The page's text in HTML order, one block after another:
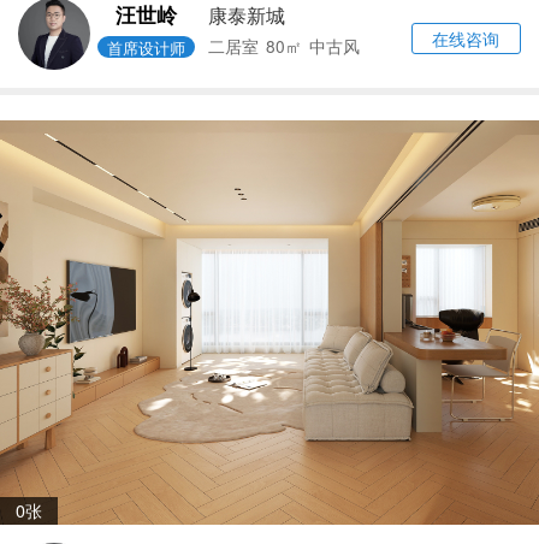
汪世岭
首席设计师
康泰新城
二居室 80㎡ 中古风 在线咨询
0张